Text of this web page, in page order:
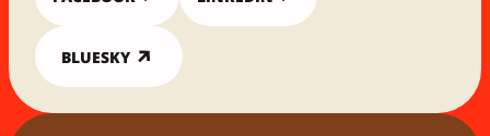
BLUESKY